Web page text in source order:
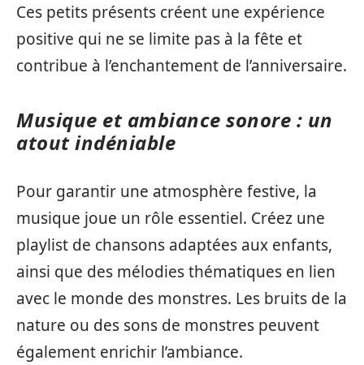
Ces petits présents créent une expérience
positive qui ne se limite pas à la fête et
contribue à l’enchantement de l’anniversaire.
Musique et ambiance sonore : un
atout indéniable
Pour garantir une atmosphère festive, la
musique joue un rôle essentiel. Créez une
playlist de chansons adaptées aux enfants,
ainsi que des mélodies thématiques en lien
avec le monde des monstres. Les bruits de la
nature ou des sons de monstres peuvent
également enrichir l’ambiance.